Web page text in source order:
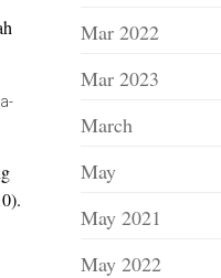
.
Mar 2022
Mar 2023
March
May
May 2021
May 2022